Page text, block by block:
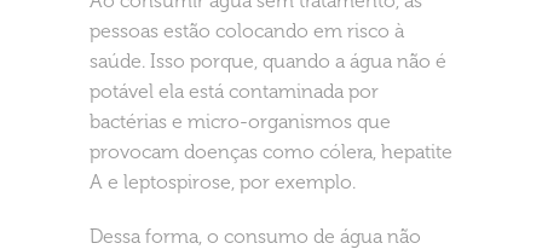
pessoas estão colocando em risco à
saúde. Isso porque, quando a água não é
potável ela está contaminada por
bactérias e micro-organismos que
provocam doenças como cólera, hepatite
A e leptospirose, por exemplo.
Dessa forma, o consumo de água não